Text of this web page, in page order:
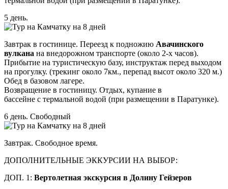
5 день.
Завтрак в гостинице. Переезд к подножию Авачинского
вулкана на внедорожном транспорте (около 2-х часов).
Прибытие на туристическую базу, инструктаж перед выходом
на прогулку. (трекинг около 7км., перепад высот около 320 м.)
Обед в базовом лагере.
Возвращение в гостиницу. Отдых, купание в
бассейне с термальной водой (при размещении в Паратунке).
6 день. Свободный
Завтрак. Свободное время.
ДОПОЛНИТЕЛЬНЫЕ ЭККУРСИИ НА ВЫБОР:
ДОП. 1: Вертолетная экскурсия в Долину Гейзеров